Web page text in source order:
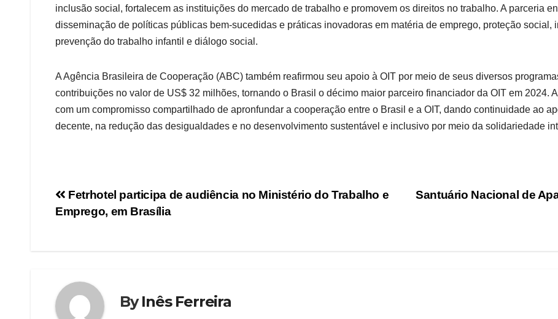
inclusão social, fortalecem as instituições do mercado de trabalho e promovem os direitos no trabalho. A parceria
disseminação de políticas públicas bem-sucedidas e práticas inovadoras em matéria de emprego, proteção social,
prevenção do trabalho infantil e diálogo social.
A Agência Brasileira de Cooperação (ABC) também reafirmou seu apoio à OIT por meio de seus diversos
contribuições no valor de US$ 32 milhões, tornando o Brasil o décimo maior parceiro financiador da OIT em 2024.
com um compromisso compartilhado de apronfundar a cooperação entre o Brasil e a OIT, dando continuidade ao
decente, na redução das desigualdades e no desenvolvimento sustentável e inclusivo por meio da solidariedade
Santuário Nacional de
Fetrhotel participa de audiência no Ministério do Trabalho e
Emprego, em Brasília
ByInês Ferreira